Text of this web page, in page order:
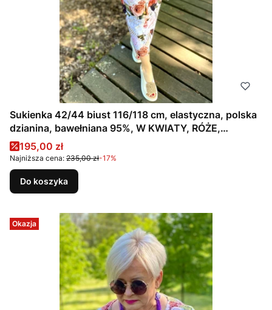
Sukienka 42/44 biust 116/118 cm, elastyczna, polska
dzianina, bawełniana 95%, W KWIATY, RÓŻE,
BRĄZOWA, BEŻOWA
Cena promocyjna
195,00 zł
Najniższa cena: 235,00 zł-17%
Do koszyka
Okazja